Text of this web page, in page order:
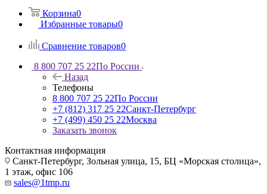
Корзина0
Избранные товары0
Сравнение товаров0
8 800 707 25 22По России
Назад
Телефоны
8 800 707 25 22По России
+7 (812) 317 25 22Санкт-Петербург
+7 (499) 450 25 22Москва
Заказать звонок
Контактная информация
Санкт-Петербург, Зольная улица, 15, БЦ «Морская столица»,
1 этаж, офис 106
sales@1tmp.ru